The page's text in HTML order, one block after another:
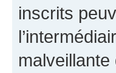
inscrits